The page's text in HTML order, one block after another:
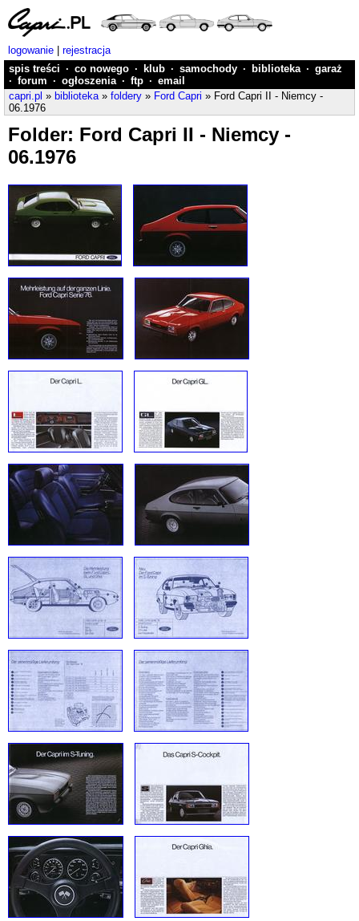
logowanie
rejestracja
spis treści · co nowego · klub · samochody · biblioteka · garaż
· forum · ogłoszenia · ftp · email
capri.pl » biblioteka» foldery » Ford Capri » Ford Capri II - Niemcy -
06.1976
Folder: Ford Capri II - Niemcy -
06.1976